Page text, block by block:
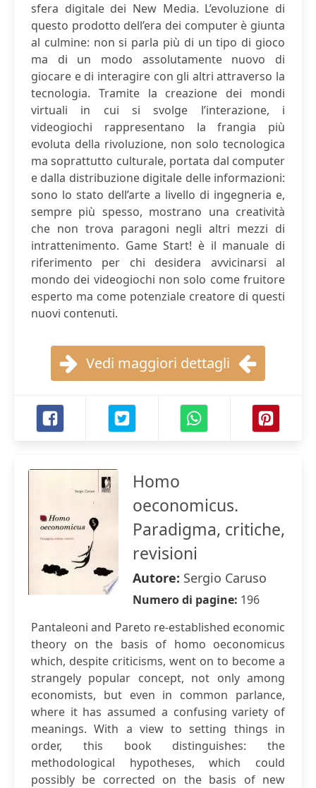
sfera digitale dei New Media. L’evoluzione di
questo prodotto dell’era dei computer è giunta
al culmine: non si parla più di un tipo di gioco
ma di un modo assolutamente nuovo di
giocare e di interagire con gli altri attraverso la
tecnologia. Tramite la creazione dei mondi
virtuali in cui si svolge l’interazione, i
videogiochi rappresentano la frangia più
evoluta della rivoluzione, non solo tecnologica
ma soprattutto culturale, portata dal computer
e dalla distribuzione digitale delle informazioni:
sono lo stato dell’arte a livello di ingegneria e,
sempre più spesso, mostrano una creatività
che non trova paragoni negli altri mezzi di
intrattenimento. Game Start! è il manuale di
riferimento per chi desidera avvicinarsi al
mondo dei videogiochi non solo come fruitore
esperto ma come potenziale creatore di questi
nuovi contenuti.
Vedi maggiori dettagli
Homo
oeconomicus.
Paradigma, critiche,
revisioni
Autore: Sergio Caruso
Numero di pagine: 196
Pantaleoni and Pareto re-established economic
theory on the basis of homo oeconomicus
which, despite criticisms, went on to become a
strangely popular concept, not only among
economists, but even in common parlance,
where it has assumed a confusing variety of
meanings. With a view to setting things in
order, this book distinguishes: the
methodological hypotheses, which could
possibly be corrected on the basis of new